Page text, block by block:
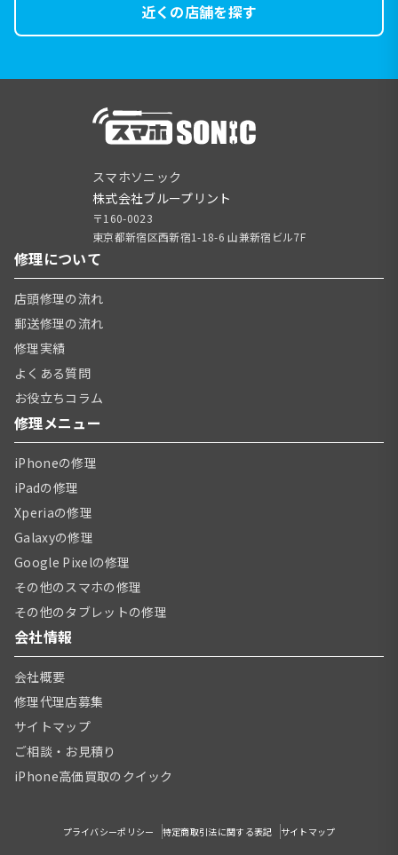
近くの店舗を探す
スマホソニック
株式会社ブループリント
〒160-0023
東京都新宿区西新宿1-18-6 山兼新宿ビル7F
修理について
店頭修理の流れ
郵送修理の流れ
修理実績
よくある質問
お役立ちコラム
修理メニュー
iPhoneの修理
iPadの修理
Xperiaの修理
Galaxyの修理
Google Pixelの修理
その他のスマホの修理
その他のタブレットの修理
会社情報
会社概要
修理代理店募集
サイトマップ
ご相談・お見積り
iPhone高価買取のクイック
プライバシーポリシー 特定商取引法に関する表記 サイトマップ